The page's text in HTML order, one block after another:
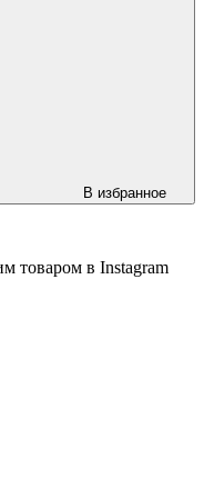
В избранное
товаром в Instagram